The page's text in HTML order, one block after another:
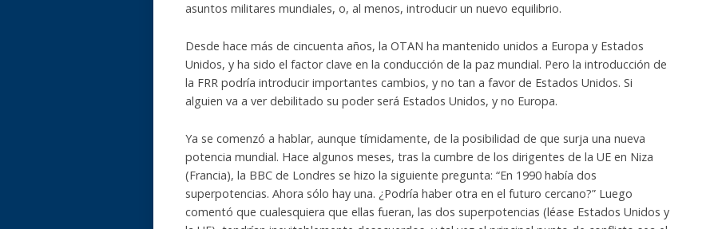
asuntos militares mundiales, o, al menos, introducir un nuevo equilibrio.
Desde hace más de cincuenta años, la OTAN ha mantenido unidos a Europa y Estados
Unidos, y ha sido el factor clave en la conducción de la paz mundial. Pero la introducción de
la FRR podría introducir importantes cambios, y no tan a favor de Estados Unidos. Si
alguien va a ver debilitado su poder será Estados Unidos, y no Europa.
Ya se comenzó a hablar, aunque tímidamente, de la posibilidad de que surja una nueva
potencia mundial. Hace algunos meses, tras la cumbre de los dirigentes de la UE en Niza
(Francia), la BBC de Londres se hizo la siguiente pregunta: “En 1990 había dos
superpotencias. Ahora sólo hay una. ¿Podría haber otra en el futuro cercano?” Luego
comentó que cualesquiera que ellas fueran, las dos superpotencias (léase Estados Unidos y